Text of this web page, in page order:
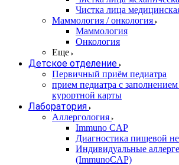
Чистка лица
Маммология / онкология
Маммология
Онкология
Еще
Детское отделение
Первичный приём педиатра
прием педиатра с
курортной карты
Лаборатория
Аллергология
Immuno CAP
Диагностика пищевой
Индивидуальные
(ImmunoCAP)